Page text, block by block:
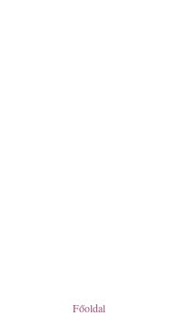
Főoldal